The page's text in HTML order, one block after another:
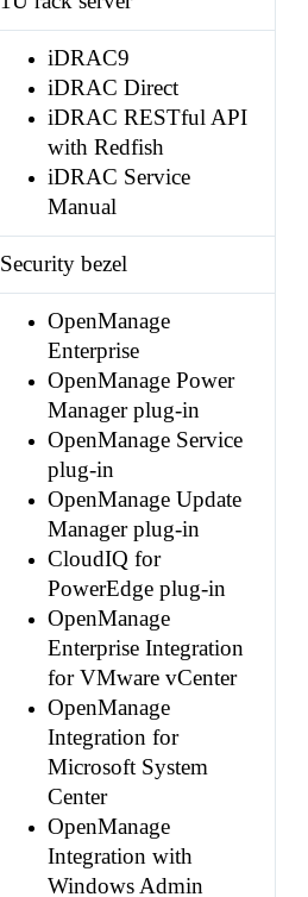
iDRAC9
iDRAC Direct
iDRAC RESTful API
with Redfish
iDRAC Service
Manual
Security bezel
OpenManage
Enterprise
OpenManage Power
Manager plug-in
OpenManage Service
plug-in
OpenManage Update
Manager plug-in
CloudIQ for
PowerEdge plug-in
OpenManage
Enterprise Integration
for VMware vCenter
OpenManage
Integration for
Microsoft System
Center
OpenManage
Integration with
Windows Admin